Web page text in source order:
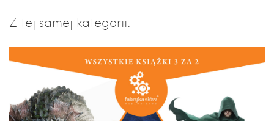
Z tej samej kategorii: